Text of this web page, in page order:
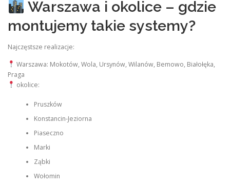
Warszawa i okolice – gdzie
montujemy takie systemy?
Najczęstsze realizacje:
Warszawa: Mokotów, Wola, Ursynów, Wilanów, Bemowo, Białołęka,
Praga
okolice:
Pruszków
Konstancin-Jeziorna
Piaseczno
Marki
Ząbki
Wołomin